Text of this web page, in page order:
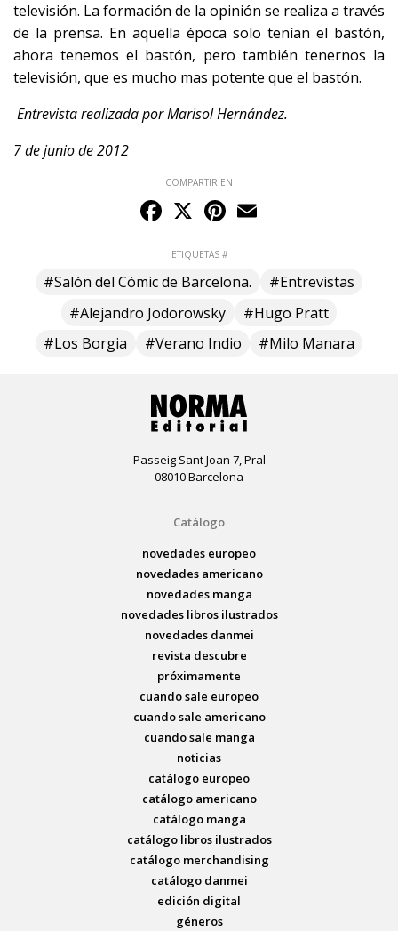
televisión. La formación de la opinión se realiza a través
de la prensa. En aquella época solo tenían el bastón,
ahora tenemos el bastón, pero también tenernos la
televisión, que es mucho mas potente que el bastón.
Entrevista realizada por Marisol Hernández.
7 de junio de 2012
COMPARTIR EN
Facebook
X Pinterest
ETIQUETAS #
#Salón del Cómic de Barcelona.
#Entrevistas
#Alejandro Jodorowsky
#Hugo Pratt
#Los Borgia
#Verano Indio #Milo Manara
Passeig Sant Joan 7, Pral
08010 Barcelona
Catálogo
novedades europeo
novedades americano
novedades manga
novedades libros ilustrados
novedades danmei
revista descubre
próximamente
cuando sale europeo
cuando sale americano
cuando sale manga
noticias
catálogo europeo
catálogo americano
catálogo manga
catálogo libros ilustrados
catálogo merchandising
catálogo danmei
edición digital
géneros